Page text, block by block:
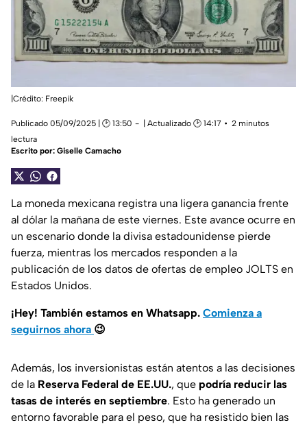
|Crédito: Freepik
Publicado 05/09/2025 | 🕑 13:50 | Actualizado 🕑 14:17
2 minutos
lectura
Escrito por: Giselle Camacho
La moneda mexicana registra una ligera ganancia frente
al dólar la mañana de este viernes. Este avance ocurre en
un escenario donde la divisa estadounidense pierde
fuerza, mientras los mercados responden a la
publicación de los datos de ofertas de empleo JOLTS en
Estados Unidos.
¡Hey! También estamos en Whatsapp. Comienza a
seguirnos ahora 😉
Además, los inversionistas están atentos a las decisiones
de la Reserva Federal de EE.UU., que podría reducir las
tasas de interés en septiembre. Esto ha generado un
entorno favorable para el peso, que ha resistido bien las